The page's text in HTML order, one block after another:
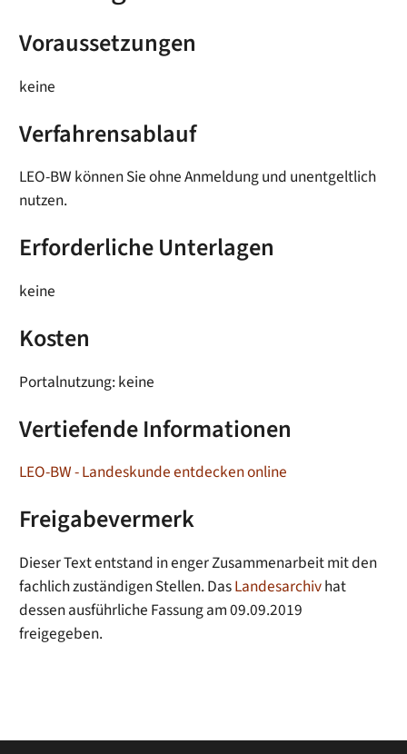
Voraussetzungen
keine
Verfahrensablauf
LEO-BW können Sie ohne Anmeldung und unentgeltlich
nutzen.
Erforderliche Unterlagen
keine
Kosten
Portalnutzung: keine
Vertiefende Informationen
LEO-BW - Landeskunde entdecken online
Freigabevermerk
Dieser Text entstand in enger Zusammenarbeit mit den
fachlich zuständigen Stellen. DasLandesarchivhat
dessen ausführliche Fassung am 09.09.2019
freigegeben.